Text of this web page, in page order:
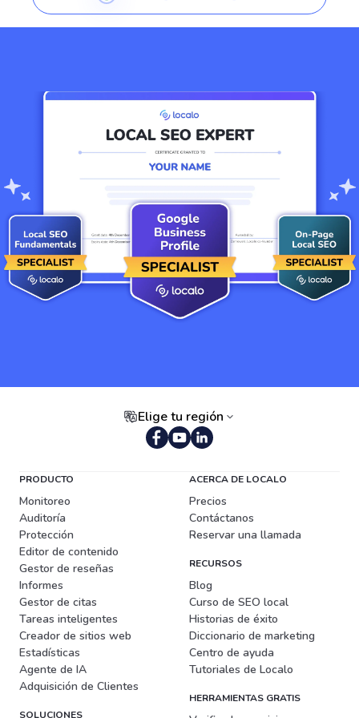
Elige tu región
PRODUCTO
Monitoreo
Auditoría
Protección
Editor de contenido
Gestor de reseñas
Informes
Gestor de citas
Tareas inteligentes
Creador de sitios web
Estadísticas
Agente de IA
Adquisición de Clientes
SOLUCIONES
ACERCA DE LOCALO
Precios
Contáctanos
Reservar una llamada
RECURSOS
Blog
Curso de SEO local
Historias de éxito
Diccionario de marketing
Centro de ayuda
Tutoriales de Localo
HERRAMIENTAS GRATIS